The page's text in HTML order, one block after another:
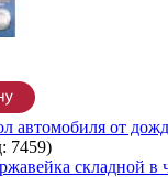
автомобиля от
7459)